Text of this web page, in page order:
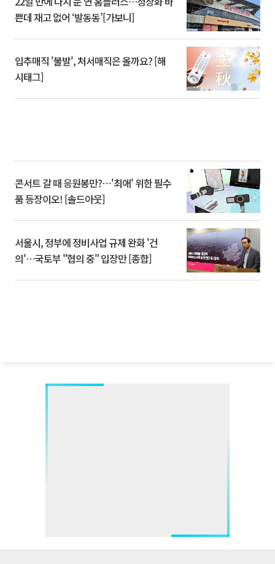
쁜데 재고 없어 ‘발동동’[가보니]
입추매직 '불발', 처서매직은 올까요? [해
시태그]
콘서트 갈 때 응원봉만?⋯'최애' 위한 필수
품 등장이오! [솔드아웃]
서울시, 정부에 정비사업 규제 완화 '건
의'⋯국토부 "협의 중" 입장만 [종합]